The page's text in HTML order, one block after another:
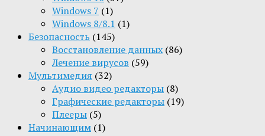
Windows 7 (1)
Windows 8/8.1 (1)
Безопасность (145)
Восстановление данных (86)
Лечение вирусов (59)
Мультимедия (32)
Aудио видео редакторы (8)
Графические редакторы (19)
Плееры (5)
Начинающим (1)